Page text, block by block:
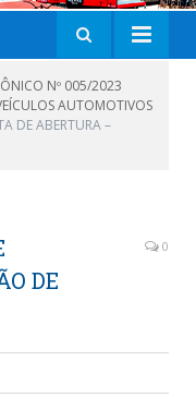
Nº 005/2023
AUTOMOTIVOS
DE ABERTURA –
DE
0